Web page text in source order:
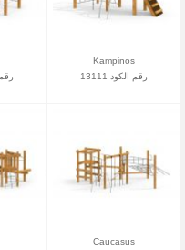
رقم
Kampinos
رقم الكود 13111
Caucasus